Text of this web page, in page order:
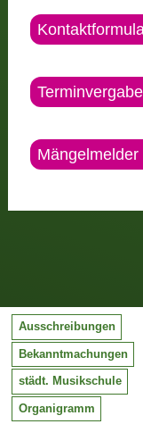
Mängelmelder
Ausschreibungen
Bekanntmachungen
städt. Musikschule
Organigramm